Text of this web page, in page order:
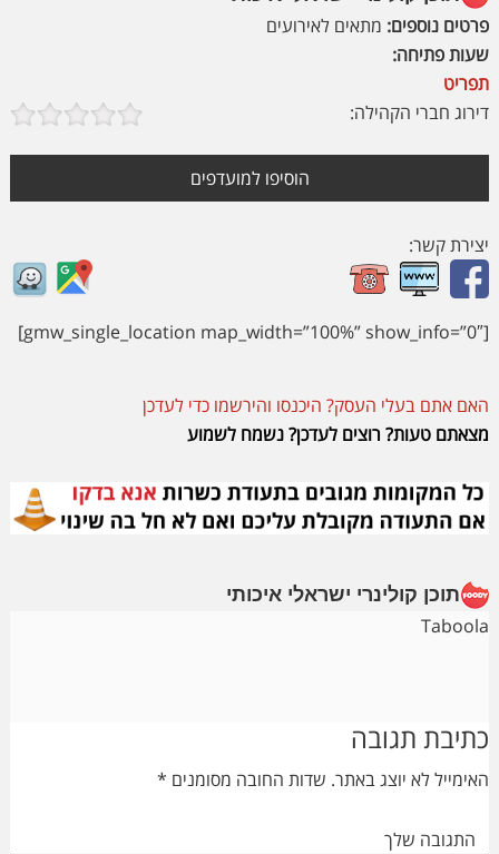
פרטים נוספים: מתאים לאירועים
שעות פתיחה:
תפריט
דירוג חברי הקהילה:
הוסיפו למועדפים
יצירת קשר:
[gmw_single_location map_width=”100%” show_info=”0″]
האם אתם בעלי העסק? היכנסו והירשמו כדי לעדכן
מצאתם טעות? רוצים לעדכן? נשמח לשמוע
תוכן קולינרי ישראלי איכותי
Taboola
Reader
Interactions
כתיבת תגובה
האימייל לא יוצג באתר. שדות החובה מסומנים *
התגובה שלך